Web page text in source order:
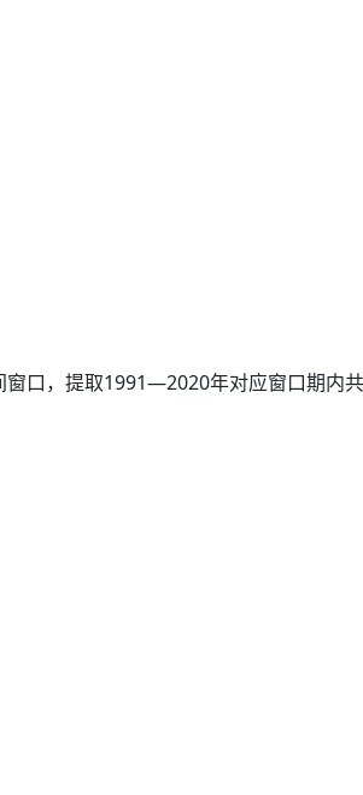
口，提取1991—2020年对应窗口期内